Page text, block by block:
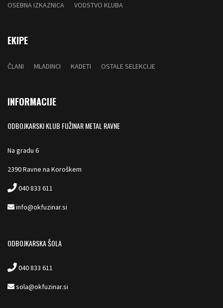
OSEBNA IZKAZNICA VODSTVO KLUBA
EKIPE
ČLANI MLADINCI KADETI OSTALE SELEKCIJE
INFORMACIJE
ODBOJKARSKI KLUB FUŽINAR METAL RAVNE
Na gradu 6
2390 Ravne na Koroškem
040 833 611
info@okfuzinar.si
ODBOJKARSKA ŠOLA
040 833 611
sola@okfuzinar.si